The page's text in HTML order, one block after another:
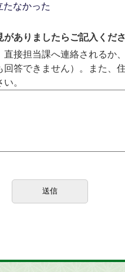
たなかった
ありましたらご記入くださ
接担当課へ連絡されるか
答できません）。また、
。